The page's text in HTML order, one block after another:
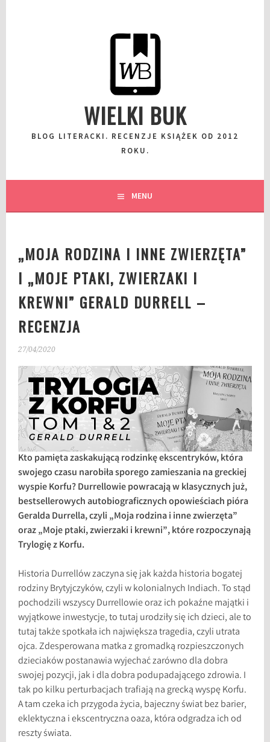
WIELKI BUK
BLOG LITERACKI. RECENZJE KSIĄŻEK OD 2012
ROKU.
MENU
„MOJA RODZINA I INNE ZWIERZĘTA”
I „MOJE PTAKI, ZWIERZAKI I
KREWNI” GERALD DURRELL –
RECENZJA
27/04/2020
Kto pamięta zaskakującą rodzinkę ekscentryków, która
swojego czasu narobiła sporego zamieszania na greckiej
wyspie Korfu? Durrellowie powracają w klasycznych już,
bestsellerowych autobiograficznych opowieściach pióra
Geralda Durrella, czyli „Moja rodzina i inne zwierzęta”
oraz „Moje ptaki, zwierzaki i krewni”, które rozpoczynają
Trylogię z Korfu.
Historia Durrellów zaczyna się jak każda historia bogatej
rodziny Brytyjczyków, czyli w kolonialnych Indiach. To stąd
pochodzili wszyscy Durrellowie oraz ich pokaźne majątki i
wyjątkowe inwestycje, to tutaj urodziły się ich dzieci, ale to
tutaj także spotkała ich największa tragedia, czyli utrata
ojca. Zdesperowana matka z gromadką rozpieszczonych
dzieciaków postanawia wyjechać zarówno dla dobra
swojej pozycji, jak i dla dobra podupadającego zdrowia. I
tak po kilku perturbacjach trafiają na grecką wyspę Korfu.
A tam czeka ich przygoda życia, bajeczny świat bez barier,
eklektyczna i ekscentryczna oaza, która odgradza ich od
reszty świata.